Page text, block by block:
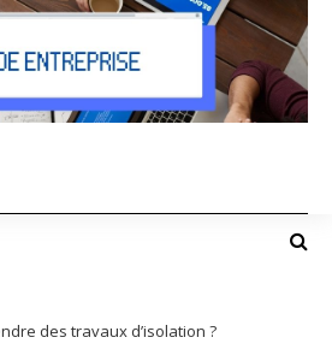
des travaux d’isolation ?